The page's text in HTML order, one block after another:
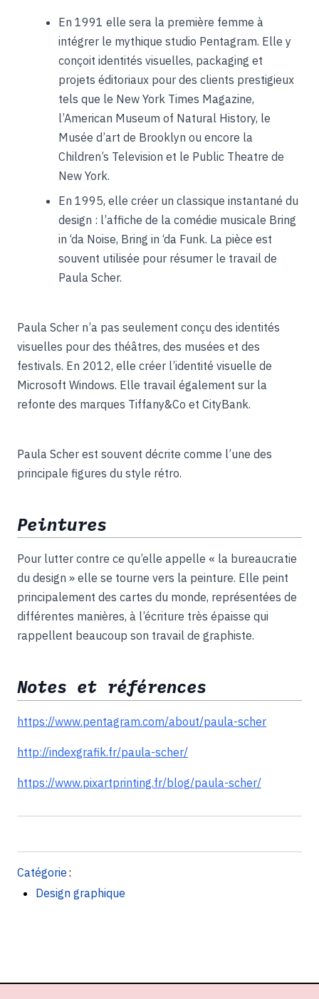
En 1991 elle sera la première femme à
intégrer le mythique studio Pentagram. Elle y
conçoit identités visuelles, packaging et
projets éditoriaux pour des clients prestigieux
tels que le New York Times Magazine,
l’American Museum of Natural History, le
Musée d’art de Brooklyn ou encore la
Children’s Television et le Public Theatre de
New York.
En 1995, elle créer un classique instantané du
design : l’affiche de la comédie musicale Bring
in ‘da Noise, Bring in ‘da Funk. La pièce est
souvent utilisée pour résumer le travail de
Paula Scher.
Paula Scher n’a pas seulement conçu des identités
visuelles pour des théâtres, des musées et des
festivals. En 2012, elle créer l’identité visuelle de
Microsoft Windows. Elle travail également sur la
refonte des marques Tiffany&Co et CityBank.
Paula Scher est souvent décrite comme l’une des
principale figures du style rétro.
Peintures
Pour lutter contre ce qu’elle appelle « la bureaucratie
du design » elle se tourne vers la peinture. Elle peint
principalement des cartes du monde, représentées de
différentes manières, à l’écriture très épaisse qui
rappellent beaucoup son travail de graphiste.
Notes et références
https://www.pentagram.com/about/paula-scher
http://indexgrafik.fr/paula-scher/
https://www.pixartprinting.fr/blog/paula-scher/
Catégorie :
Design graphique